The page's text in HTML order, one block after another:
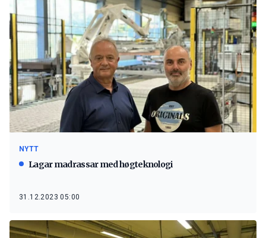
NYTT
Lagar madrassar med høgteknologi
31.12.2023 05:00